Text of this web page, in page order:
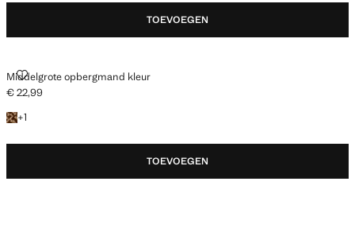
TOEVOEGEN
Middelgrote opbergmand kleur
MIDDELGROTE OPBERGMAND KLEUR
Huidige prijs [€ 22,99 ]
€ 22,99
+1
+ 1 kleur
TOEVOEGEN